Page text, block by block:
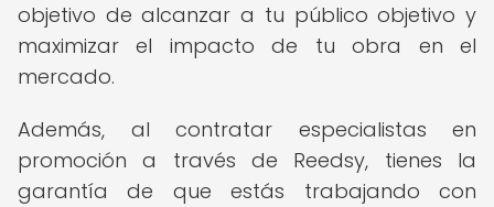
objetivo de alcanzar a tu público objetivo y
maximizar el impacto de tu obra en el
mercado.
Además, al contratar especialistas en
promoción a través de Reedsy, tienes la
garantía de que estás trabajando con